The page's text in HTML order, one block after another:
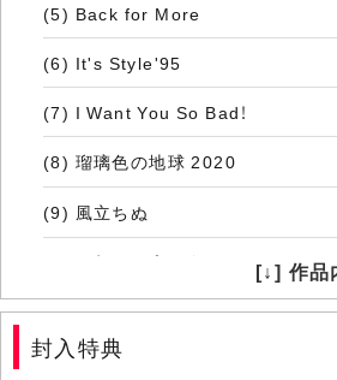
(5) Back for More
(6) It's Style'95
(7) I Want You So Bad！
(8) 瑠璃色の地球 2020
(9) 風立ちぬ
(10) 硝子のプリズム
(11) WITH YOU
(12) SWEET MEMORIES
[↓] 作品
封入特典